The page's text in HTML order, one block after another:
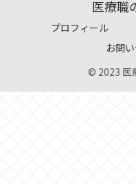
医療職
プロフィール
お問
© 2023 医